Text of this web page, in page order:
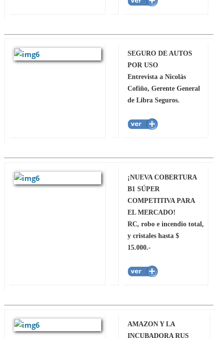
SEGURO DE AUTOS
POR USO
Entrevista a Nicolás
Cofiño, Gerente General
de Libra Seguros.
¡NUEVA COBERTURA
B1 SÚPER
COMPETITIVA PARA
EL MERCADO!
RC, robo e incendio total,
y cristales hasta $
15.000.-
AMAZON Y LA
INCUBADORA RUS